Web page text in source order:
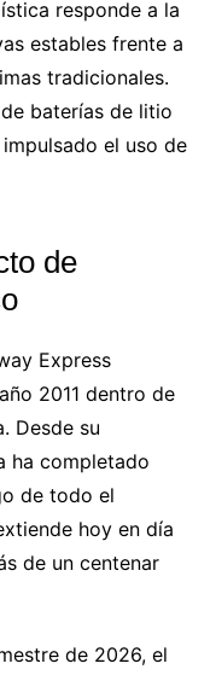
responde a la
estables frente a
tradicionales.
baterías de litio
el uso de
de
Express
2011 dentro de
Desde su
ha completado
de todo el
hoy en día
de un centenar
de 2026, el